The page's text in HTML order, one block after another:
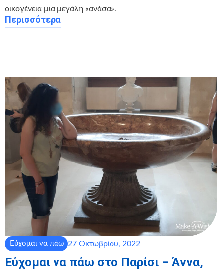
οικογένεια μια μεγάλη «ανάσα».
Περισσότερα
Εύχομαι να πάω 27 Οκτωβρίου, 2022
Εύχομαι να πάω στο Παρίσι – Άννα,